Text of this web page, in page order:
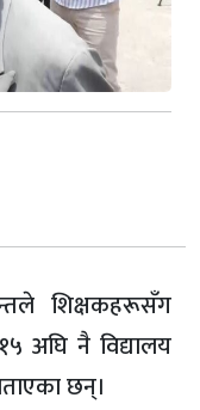
शिक्षकहरूसँग
अघि नै विद्यालय
छन्।